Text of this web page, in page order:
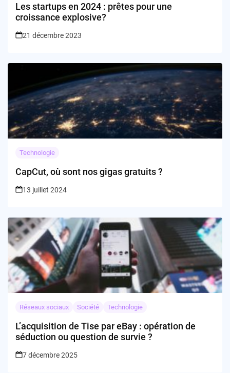
Les startups en 2024 : prêtes pour une
croissance explosive?
21 décembre 2023
Technologie
CapCut, où sont nos gigas gratuits ?
13 juillet 2024
Réseaux sociaux Société Technologie
L’acquisition de Tise par eBay : opération de
séduction ou question de survie ?
7 décembre 2025